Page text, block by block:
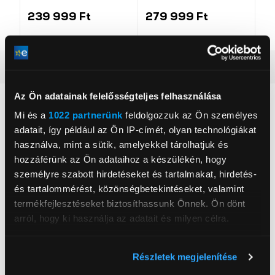
Az Ön adatainak felelősségteljes felhasználása
Mi és a 1022 partnerünk feldolgozzuk az Ön személyes
adatait, így például az Ön IP-címét, olyan technológiákat
használva, mint a sütik, amelyekkel tárolhatjuk és
hozzáférünk az Ön adataihoz a készülékén, hogy
személyre szabott hirdetéseket és tartalmakat, hirdetés-
és tartalommérést, közönségbetekintéseket, valamint
termékfejlesztéseket biztosíthassunk Önnek. Ön dönt
arról, hogy ki használja az adatait és milyen célra.
Részletek megjelenítése
01)
239 999 Ft
légtisztító ventilátor
279 999 Ft
Dyson V15™ Detect Fluffy porszák és vezeték nélküli
porszívó – Erős, sokoldalú és halk. Megköti még az akár 0.3
mikron nagyságú mikroszkopikus részecskék 99.99%-át is.
Teljesítmény-csökkenés nélküli szívóerő, akár 60 percen át.
A Fluffy Optic™ tisztítófej felfedi a láthatatlan port,
osztályozza és számolja a porrészecskéket.